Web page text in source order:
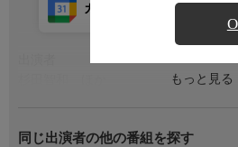
もっと見る
カレンダー登録
原作:えろき/作画:コノシロしんこ「う
同じ出演者の他の番組を探す